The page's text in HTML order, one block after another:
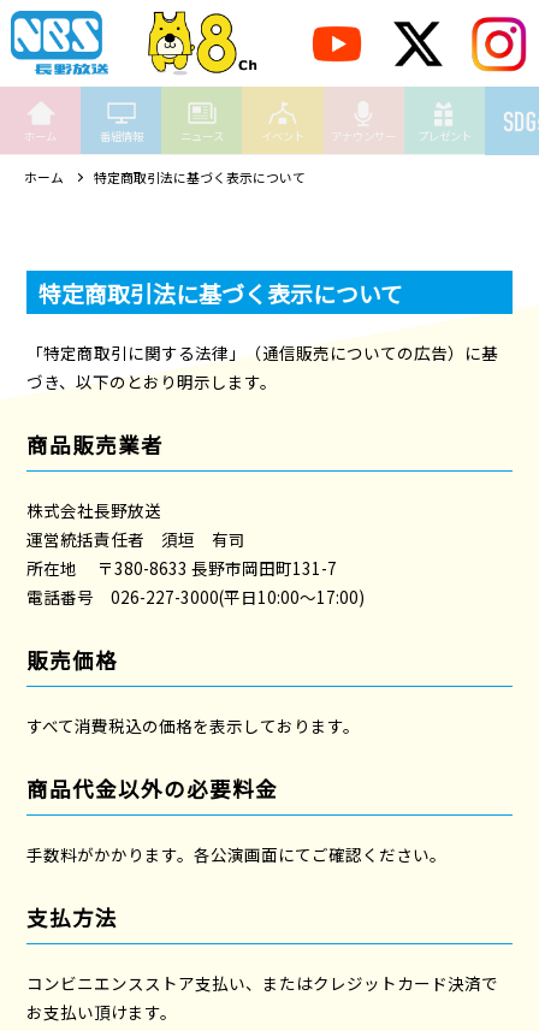
ホーム 番組情報 ニュース イベント アナウンサー プレゼント
ホーム 特定商取引法に基づく表示について
特定商取引法に基づく表示について
「特定商取引に関する法律」（通信販売についての広告）に基
づき、以下のとおり明示します。
商品販売業者
株式会社長野放送
運営統括責任者 須垣 有司
所在地 〒380-8633 長野市岡田町131-7
電話番号 026-227-3000(平日10:00～17:00)
販売価格
すべて消費税込の価格を表示しております。
商品代金以外の必要料金
手数料がかかります。各公演画面にてご確認ください。
支払方法
コンビニエンスストア支払い、またはクレジットカード決済で
お支払い頂けます。